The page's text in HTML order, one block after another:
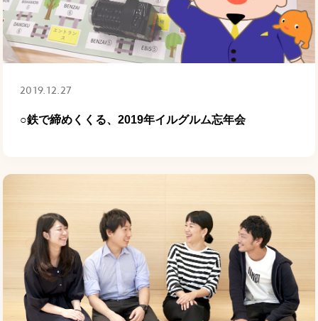
2019.12.27
○鉄で締めくくる、2019年イルグルム忘年会